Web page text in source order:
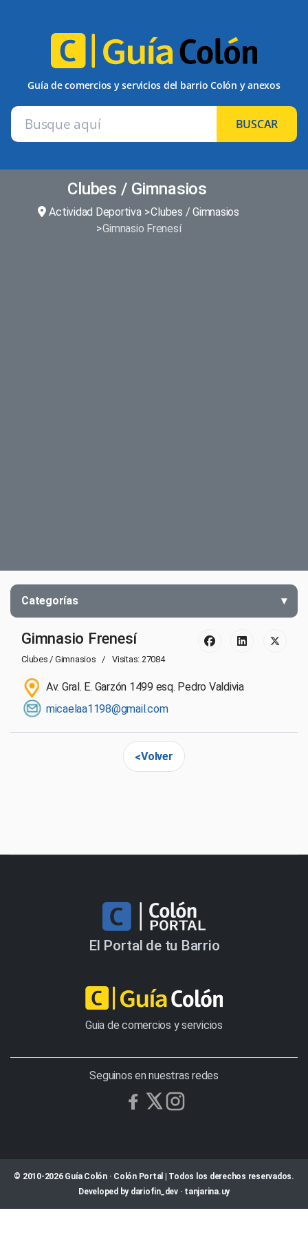
Guía de comercios y servicios del barrio Colón y anexos
BUSCAR
Clubes / Gimnasios
Actividad Deportiva
Clubes / Gimnasios
Gimnasio Frenesí
Categorías
Gimnasio Frenesí
Clubes / Gimnasios Visitas: 27084
Av. Gral. E. Garzón 1499 esq. Pedro Valdivia
micaelaa1198@gmail.com
Volver
El Portal de tu Barrio
Guia de comercios y servicios
Seguinos en nuestras redes
© 2010-2026 Guía Colón · Colón Portal | Todos los derechos reservados.
Developed by dariofin_dev· tanjarina.uy